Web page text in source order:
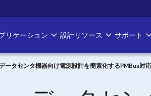
リケーション 設計リソース サポート
ータセンタ機器向け電源設計を簡素化するPMBus対